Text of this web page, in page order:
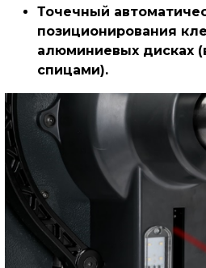
Точечный
позиционирования
алюминиевых дисках
спицами).